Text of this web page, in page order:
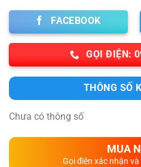
FACEBOOK
GỌI ĐIỆN:
THÔNG SỐ
Chưa có thông số
MUA
Gọi điện xác nhận